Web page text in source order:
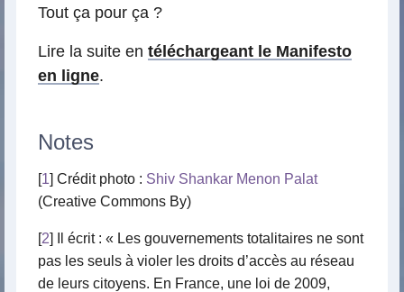
Tout ça pour ça ?
Lire la suite en téléchargeant le Manifesto
en ligne.
Notes
[1] Crédit photo : Shiv Shankar Menon Palat
(Creative Commons By)
[2] Il écrit : « Les gouvernements totalitaires ne sont
pas les seuls à violer les droits d’accès au réseau
de leurs citoyens. En France, une loi de 2009,